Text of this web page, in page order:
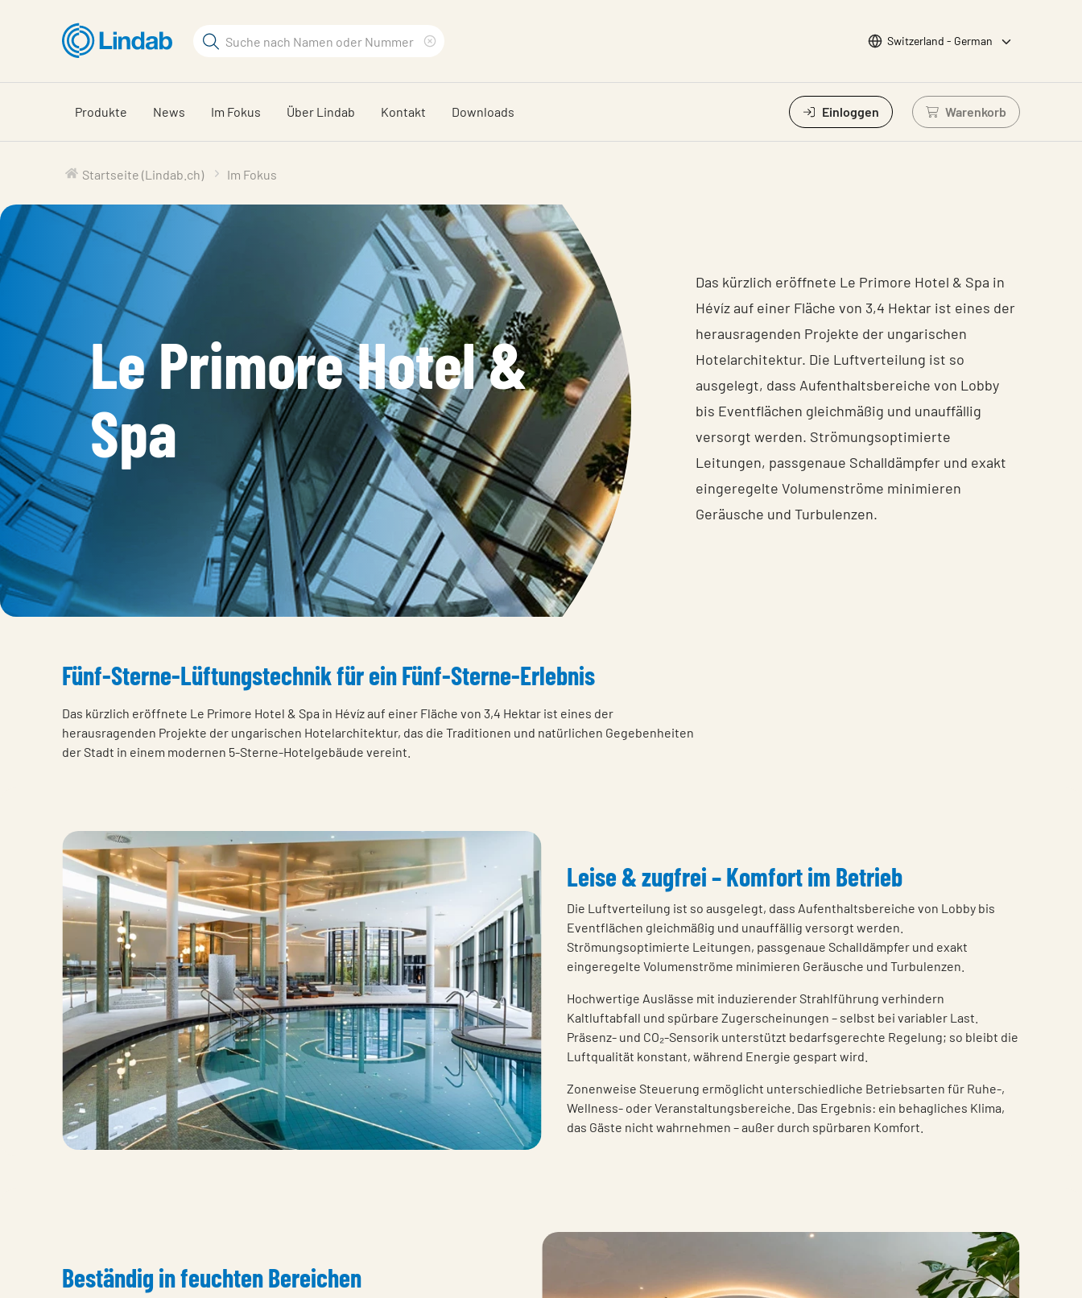
Hauptinhalt
Suchbegriff
durchsuchen
löschen
Sprache wählen
Switzerland - German
Produkte News Im Fokus Über Lindab Kontakt Downloads Einloggen Warenkorb
Einloggen um
Startseite (Lindab.ch) Im Fokus
Le Primore Hotel &
Spa
Das kürzlich eröffnete Le Primore Hotel & Spa in
Hévíz auf einer Fläche von 3,4 Hektar ist eines der
herausragenden Projekte der ungarischen
Hotelarchitektur. Die Luftverteilung ist so
ausgelegt, dass Aufenthaltsbereiche von Lobby
bis Eventflächen gleichmäßig und unauffällig
versorgt werden. Strömungsoptimierte
Leitungen, passgenaue Schalldämpfer und exakt
eingeregelte Volumenströme minimieren
Geräusche und Turbulenzen.
Fünf-Sterne-Lüftungstechnik für ein Fünf-Sterne-Erlebnis
Das kürzlich eröffnete Le Primore Hotel & Spa in Hévíz auf einer Fläche von 3,4 Hektar ist eines der
herausragenden Projekte der ungarischen Hotelarchitektur, das die Traditionen und natürlichen Gegebenheiten
der Stadt in einem modernen 5-Sterne-Hotelgebäude vereint.
Leise & zugfrei – Komfort im Betrieb
Die Luftverteilung ist so ausgelegt, dass Aufenthaltsbereiche von Lobby bis
Eventflächen gleichmäßig und unauffällig versorgt werden.
Strömungsoptimierte Leitungen, passgenaue Schalldämpfer und exakt
eingeregelte Volumenströme minimieren Geräusche und Turbulenzen.
Hochwertige Auslässe mit induzierender Strahlführung verhindern
Kaltluftabfall und spürbare Zugerscheinungen – selbst bei variabler Last.
Präsenz- und CO₂-Sensorik unterstützt bedarfsgerechte Regelung; so bleibt die
Luftqualität konstant, während Energie gespart wird.
Zonenweise Steuerung ermöglicht unterschiedliche Betriebsarten für Ruhe-,
Wellness- oder Veranstaltungsbereiche. Das Ergebnis: ein behagliches Klima,
das Gäste nicht wahrnehmen – außer durch spürbaren Komfort.
Beständig in feuchten Bereichen